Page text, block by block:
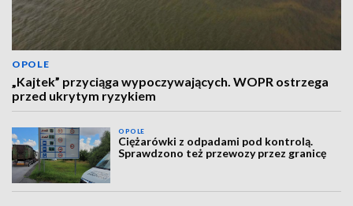
OPOLE
„Kajtek” przyciąga wypoczywających. WOPR ostrzega
przed ukrytym ryzykiem
OPOLE
Ciężarówki z odpadami pod kontrolą.
Sprawdzono też przewozy przez granicę